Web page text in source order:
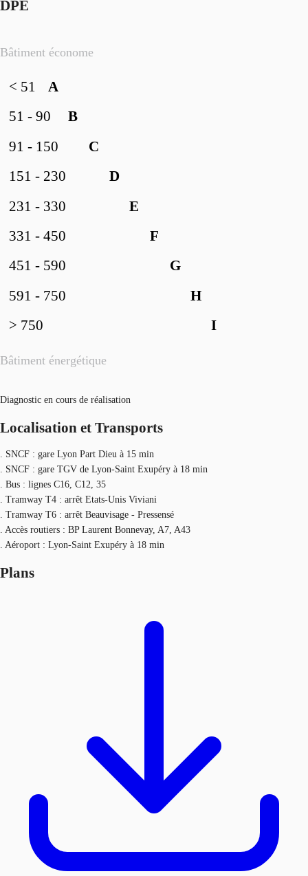
DPE
Bâtiment économe
Bâtiment énergétique
A
< 51
B
51 - 90
C
91 - 150
D
151 - 230
E
231 - 330
F
331 - 450
G
451 - 590
H
591 - 750
I
> 750
Diagnostic en cours de réalisation
Localisation et Transports
. SNCF : gare Lyon Part Dieu à 15 min
. SNCF : gare TGV de Lyon-Saint Exupéry à 18 min
. Bus : lignes C16, C12, 35
. Tramway T4 : arrêt Etats-Unis Viviani
. Tramway T6 : arrêt Beauvisage - Pressensé
. Accès routiers : BP Laurent Bonnevay, A7, A43
. Aéroport : Lyon-Saint Exupéry à 18 min
Plans